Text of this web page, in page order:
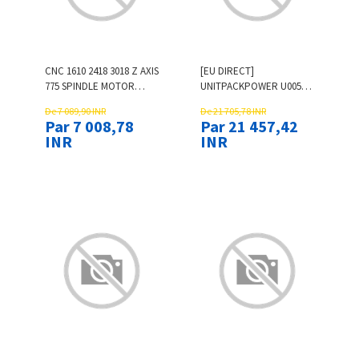
CNC 1610 2418 3018 Z AXIS
775 SPINDLE MOTOR
INTEGRATED SET DIY
UPGRADE KIT CNC PARTS
FOR LASER ENGRAVER
De 7 089,90 INR
Par 7 008,78
INR
[EU DIRECT]
UNITPACKPOWER U005
BATTERY 35KM MAX
3500MAH LITHIUM LI-ION
18650 BATTERY 2A
De 21 705,78 INR
Par 21 457,42
INR